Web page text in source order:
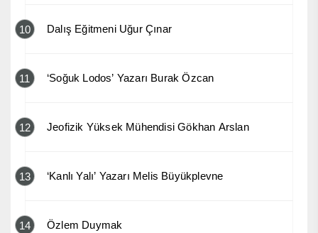
10 Dalış Eğitmeni Uğur Çınar
11 ‘Soğuk Lodos’ Yazarı Burak Özcan
12 Jeofizik Yüksek Mühendisi Gökhan Arslan
13 ‘Kanlı Yalı’ Yazarı Melis Büyükplevne
14 Özlem Duymak